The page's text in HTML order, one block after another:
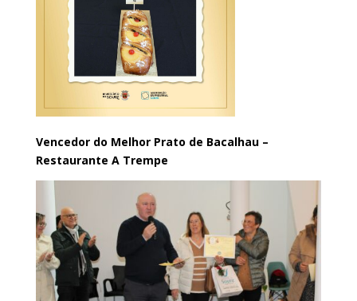
Vencedor do Melhor Prato de Bacalhau –
Restaurante A Trempe